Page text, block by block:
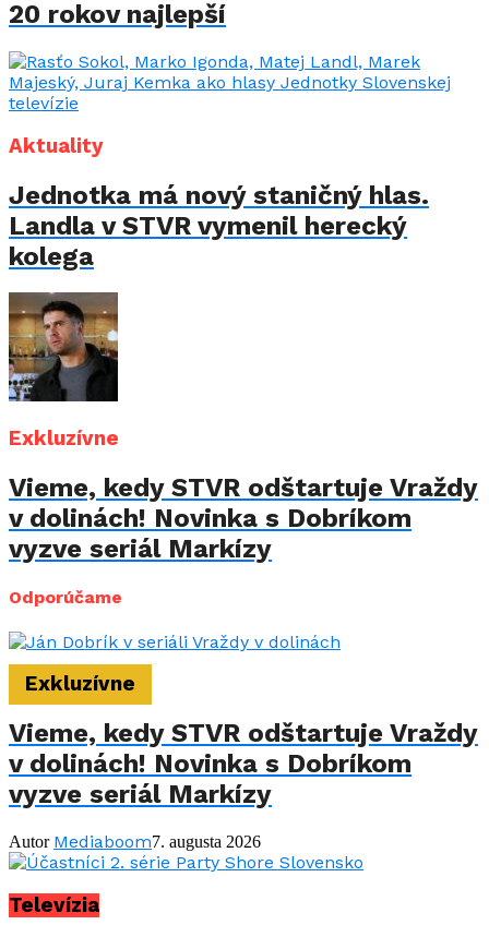
20 rokov najlepší
Aktuality
Jednotka má nový staničný hlas.
Landla v STVR vymenil herecký
kolega
Exkluzívne
Vieme, kedy STVR odštartuje Vraždy
v dolinách! Novinka s Dobríkom
vyzve seriál Markízy
Odporúčame
Exkluzívne
Vieme, kedy STVR odštartuje Vraždy
v dolinách! Novinka s Dobríkom
vyzve seriál Markízy
Autor Mediaboom7. augusta 2026
Televízia